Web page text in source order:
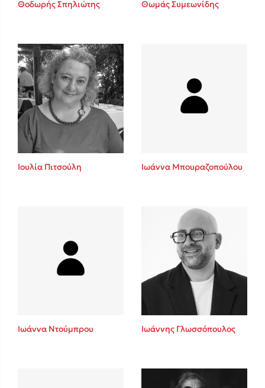
Sebastian Fitzek
Playlist
Θοδωρής Σπηλιώτης Θωμάς Συμεωνίδης
Ιουλία Πιτσούλη Ιωάννα Μπουραζοπούλου
Ιωάννα Ντούμπρου Ιωάννης Γλωσσόπουλος